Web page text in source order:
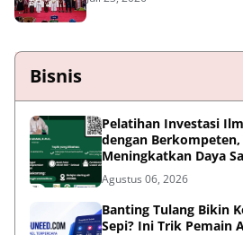
Bisnis
Pelatihan Investasi
dengan
Meningkatkan Daya
Persaingan Global
Agustus 06, 2026
Banting Tulang Bikin
Sepi? Ini Trik Pemain